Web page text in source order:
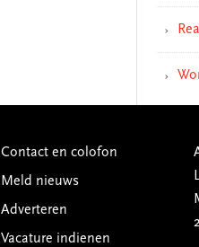
Contact en colofon
Meld nieuws
Adverteren
Vacature indienen